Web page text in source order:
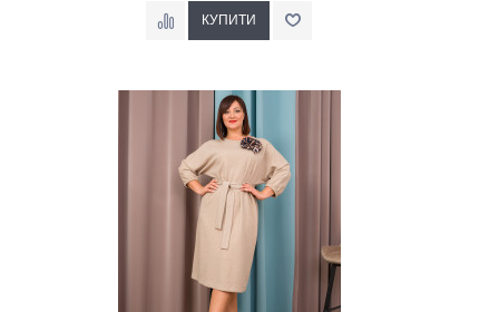
Наклейки Варіант з %